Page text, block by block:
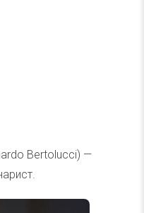
Bertolucci) —